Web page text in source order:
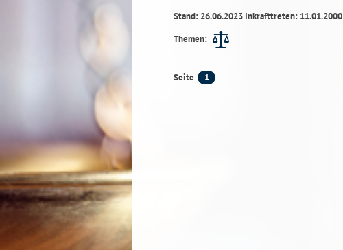
Stand: 26.06.2023 Inkrafttreten: 11.01.2000
Themen:
Seite 1